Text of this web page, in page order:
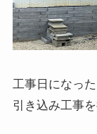
工事日になっ
引き込み工事を